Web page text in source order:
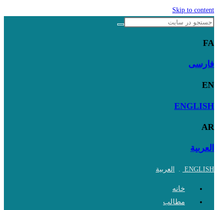
Skip to content
FA
فارسی
EN
ENGLISH
AR
العربية
ENGLISH
. العربية
خانه
مطالب